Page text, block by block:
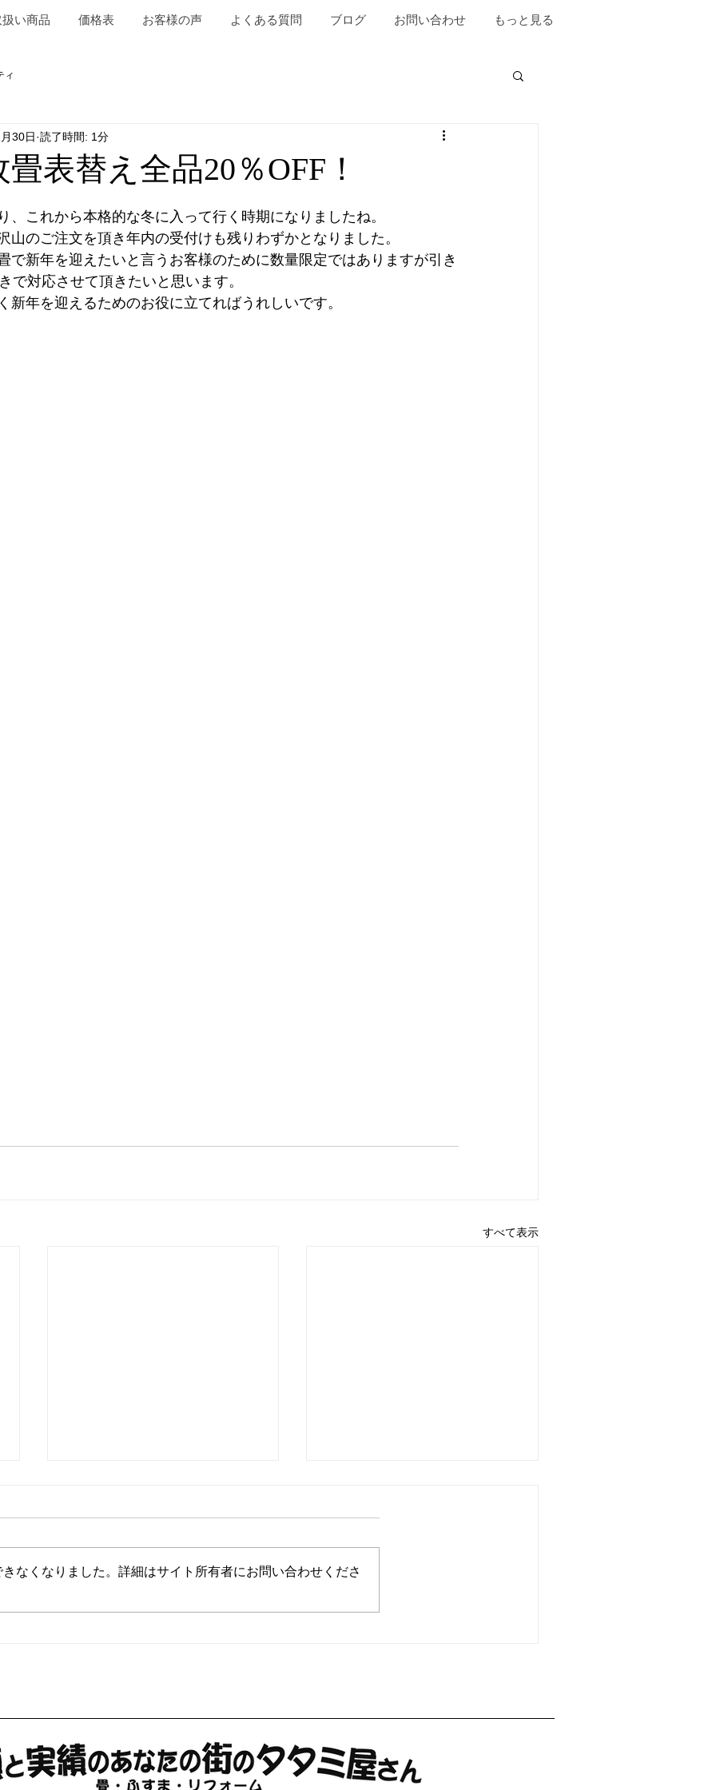
い商品 価格表 お客様の声 よくある質問 ブログ お問い合わせ もっと見る
ィ
表替え全品20％OFF！
30日 読了時間: 1分
、これから本格的な冬に入って行く時期になりましたね。
のご注文を頂き年内の受付けも残りわずかとなりました。
新年を迎えたいと言うお客様のために数量限定ではありますが引き
で対応させて頂きたいと思います。
年を迎えるためのお役に立てればうれしいです。
すべて表示
なくなりました。詳細はサイト所有者にお問い合わせくださ